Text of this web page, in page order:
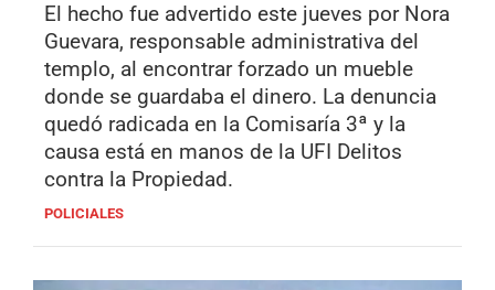
El hecho fue advertido este jueves por Nora
Guevara, responsable administrativa del
templo, al encontrar forzado un mueble
donde se guardaba el dinero. La denuncia
quedó radicada en la Comisaría 3ª y la
causa está en manos de la UFI Delitos
contra la Propiedad.
POLICIALES